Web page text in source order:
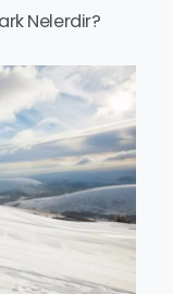
Nelerdir?